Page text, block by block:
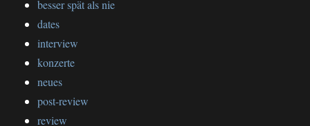
besser spät als nie
dates
interview
konzerte
neues
post-review
review